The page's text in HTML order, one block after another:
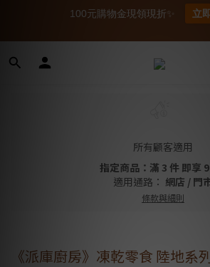
所有顧客適用
指定商品：滿 3 件 即享
適用通路： 網店 / 門
條款與細則
《派庫廚房》凍乾零食 陸地系
100元購物金現領現折✨ 立